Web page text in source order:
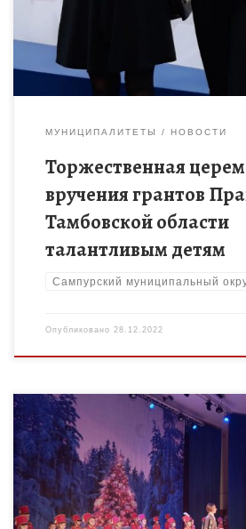
Анастасии, учащимся МБОУДО
МУНИЦИПАЛИТЕТЫ НОВОСТИ
Торжественная
вручения грантов
Тамбовской области
талантливым детям
Сампурский муниципальный
Опубликовано 28.12.2022
25 декабря в Городском доме
детского творчества» г.Мичуринск)
объединениях «Центра детского